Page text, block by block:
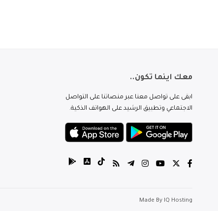
معك اينما تكون..
ابقى على تواصل معنا عبر منصاتنا على التواصل
الاجتماعي وتطبيق الرشيد على الهواتف الذكية.
Made By IQ Hosting